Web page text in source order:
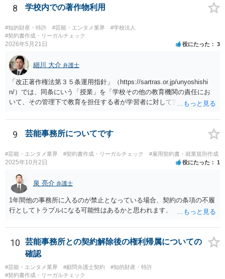
れにしても、書面を拝見するなど具体的な事情を詳しくお伺いする必
要はありますが、上記判断要素に照らす限り、ご相談のケースにおい
ては会社側の請求は認められにくいのではないかという印象です。
8 学校内での著作物利用
#知的財産・特許 #芸能・エンタメ業界
#学校法人
#契約書作成・リーガルチェック
2026年5月21日 役にたった 3
細川 大介 弁護士
「改正著作権法第３５条運用指針」（https://sartras.or.jp/unyoshishi
n/）では、同条にいう「授業」を「学校その他の教育機関の責任にお
いて、その管理下で教育を担任する者が学習者に対して実施する教育
級活動・クラブ活動・学校行事等）、部活動、課外補習授業等を、該
当しない例として自主的なボランティア活動・保護者会・ＰＴＡ活動
等を列挙しています。 本件をこれに当てはめますと、 ①主体である学
校司書は、学校図書館法第６条第１項上「専ら学校図書館の職務に従
事する職員」と位置づけられ、運用指針にいう「教育を担任する者」
書館独自の読書推進活動であり、該当例のいずれにも当たりません。
したがって、本件展示は「授業の過程」要件を満たさず、３５条によ
る適法化はできないと考えられます。 ただし、繰り返しになります
が、ご相談のケースのような事案が裁判沙汰になることが現実的には
のと思われます。
9 芸能事務所についてです
#芸能・エンタメ業界 #契約書作成・リーガルチェック #雇用契約書・就業規則作成
2025年10月2日 役にたった 1
泉 亮介 弁護士
1年間他の事務所に入るのが禁止となっている場合、契約の条項の不履
行としてトラブルになる可能性はあるかと思われます。
10
芸能事務所との契約解除後の権利帰属についての
確認
#芸能・エンタメ業界 #顧問弁護士契約
#知的財産・特許
#契約書作成・リーガルチェック